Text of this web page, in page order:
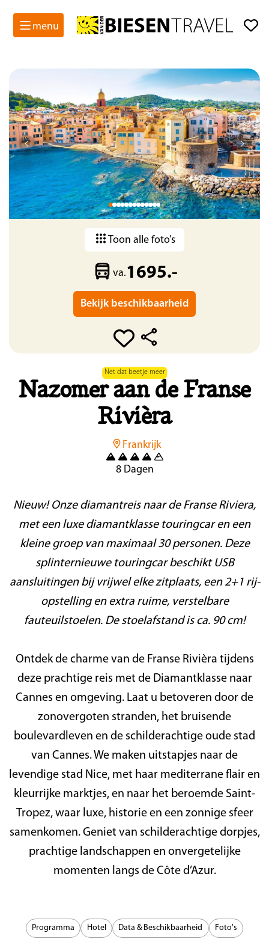
menu
va.1695.-
Bekijk beschikbaarheid
Toon alle foto’s
Net dat beetje meer
Nazomer aan de Franse
Rivièra
Frankrijk
8 Dagen
Nieuw! Onze diamantreis naar de Franse Riviera,
met een luxe diamantklasse touringcar en een
kleine groep van maximaal 30 personen. Deze
splinternieuwe touringcar beschikt USB
aansluitingen bij vrijwel elke zitplaats, een 2+1 rij-
opstelling en extra ruime, verstelbare
fauteuilstoelen. De stoelafstand is ca. 90 cm!
Ontdek de charme van de Franse Rivièra tijdens
deze prachtige reis met de Diamantklasse naar
Cannes en omgeving. Laat u betoveren door de
zonovergoten stranden, het bruisende
boulevardleven en de schilderachtige oude stad
van Cannes. We maken uitstapjes naar de
levendige stad Nice, met haar mediterrane flair en
kleurrijke marktjes, en naar het beroemde Saint-
Tropez, waar luxe, historie en een zonnige sfeer
samenkomen. Geniet van schilderachtige dorpjes,
prachtige landschappen en onvergetelijke
momenten langs de Côte d’Azur.
Programma Hotel Data & Beschikbaarheid Foto's